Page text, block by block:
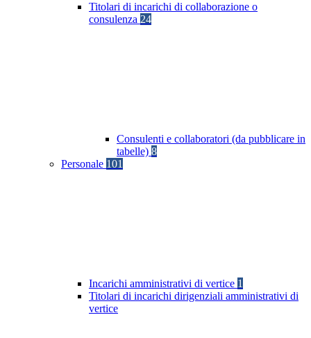
Titolari di incarichi di collaborazione o
consulenza 24
Consulenti e collaboratori (da pubblicare in
tabelle) 8
Personale 101
Incarichi amministrativi di vertice 1
Titolari di incarichi dirigenziali amministrativi di
vertice